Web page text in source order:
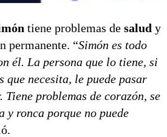
tiene problemas de salud y
permanente. “Simón es todo
él. La persona que lo tiene, si
que necesita, le puede pasar
Tiene problemas de corazón, se
y ronca porque no puede